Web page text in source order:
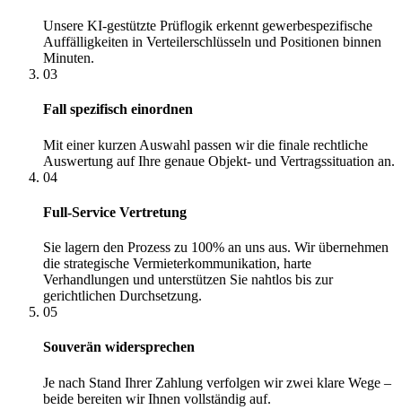
Unsere KI-gestützte Prüflogik erkennt gewerbespezifische
Auffälligkeiten in Verteilerschlüsseln und Positionen binnen
Minuten.
03
Fall spezifisch einordnen
Mit einer kurzen Auswahl passen wir die finale rechtliche
Auswertung auf Ihre genaue Objekt- und Vertragssituation an.
04
Full-Service Vertretung
Sie lagern den Prozess zu 100% an uns aus. Wir übernehmen
die strategische Vermieterkommunikation, harte
Verhandlungen und unterstützen Sie nahtlos bis zur
gerichtlichen Durchsetzung.
05
Souverän widersprechen
Je nach Stand Ihrer Zahlung verfolgen wir zwei klare Wege –
beide bereiten wir Ihnen vollständig auf.